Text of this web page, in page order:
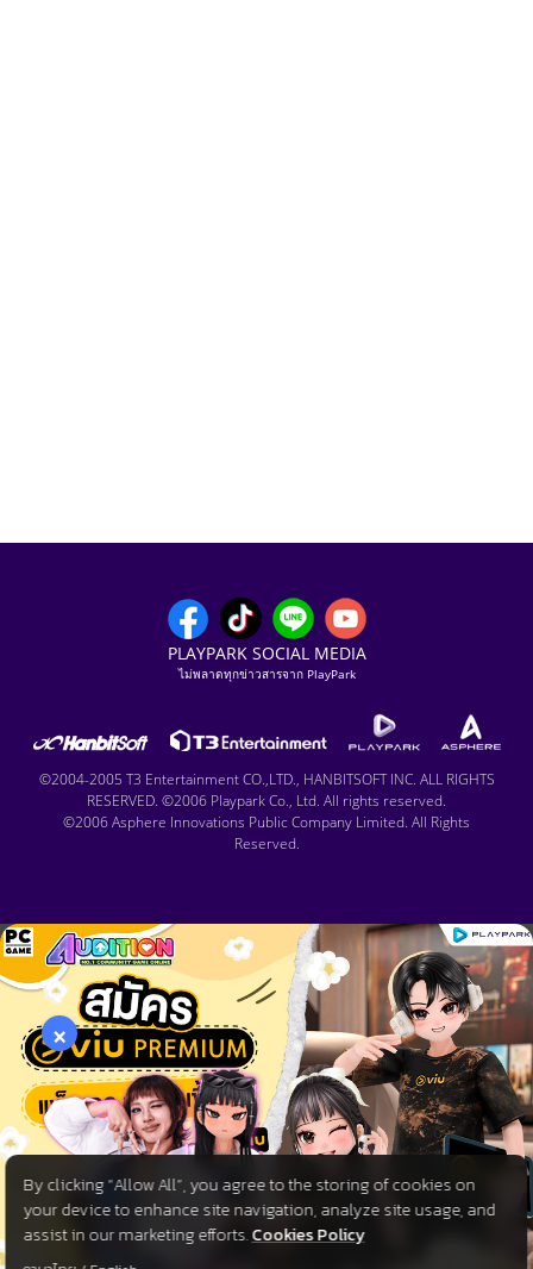
PLAYPARK SOCIAL MEDIA
ไม่พลาดทุกข่าวสารจาก PlayPark
©2004-2005 T3 Entertainment CO.,LTD., HANBITSOFT INC. ALL RIGHTS
RESERVED. ©2006 Playpark Co., Ltd. All rights reserved.
©2006 Asphere Innovations Public Company Limited. All Rights
Reserved.
×
By clicking “Allow All”, you agree to the storing of cookies on
your device to enhance site navigation, analyze site usage, and
assist in our marketing efforts.Cookies Policy